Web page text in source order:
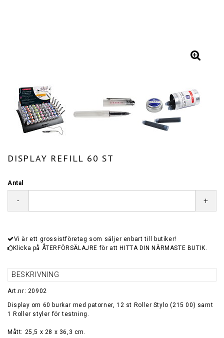
DISPLAY REFILL 60 ST
Antal
- +
Vi är ett grossistföretag som säljer enbart till butiker!
Klicka på ÅTERFÖRSÄLAJRE för att HITTA DIN NÄRMASTE BUTIK.
BESKRIVNING
Art.nr: 20902
Display om 60 burkar med patorner, 12 st Roller Stylo (215 00) samt
1 Roller styler för testning.
Mått: 25,5 x 28 x 36,3 cm.